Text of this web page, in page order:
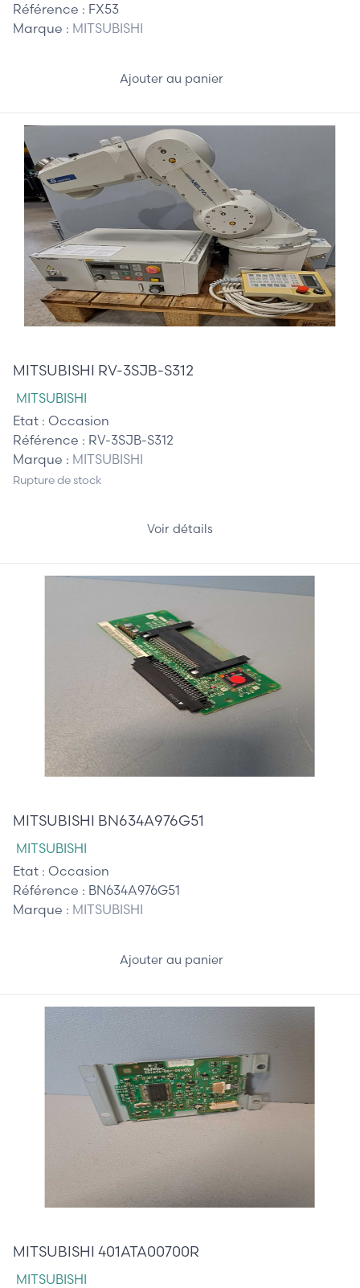
Référence : FX53
Marque : MITSUBISHI
Ajouter au panier
MITSUBISHI RV-3SJB-S312
MITSUBISHI
Etat : Occasion
Référence : RV-3SJB-S312
Marque : MITSUBISHI
Rupture de stock
Voir détails
MITSUBISHI BN634A976G51
MITSUBISHI
Etat : Occasion
Référence : BN634A976G51
Marque : MITSUBISHI
Ajouter au panier
MITSUBISHI 401ATA00700R
MITSUBISHI